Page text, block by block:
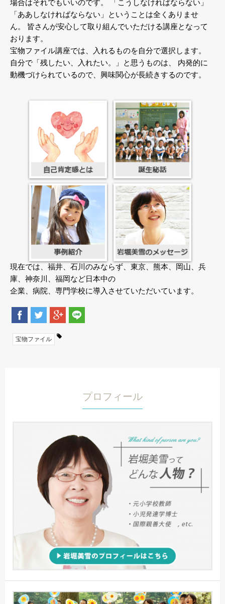
場合はそれでもいいのです。
「こうしなければならない」
「ああしなければならない」ということは全くありませ
ん。
皆さんが安心して取り組んでいただける講座となって
おります。
宝物ファイル講座では、入れるものを自分で選択します。
自分で「残したい、入れたい。」と思うものは、
内発的に
動機づけられているので、興味関心が長続きするのです。
現在では、福井、石川のみならず、東京、熊本、岡山、兵
庫、神奈川、福岡など日本中の
企業、病院、専門学校に導入させていただいています。
宝物ファイル
プロフィール